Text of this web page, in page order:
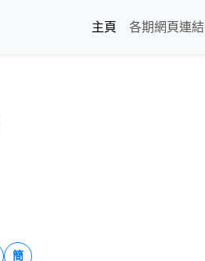
主頁
各期網頁連結
簡